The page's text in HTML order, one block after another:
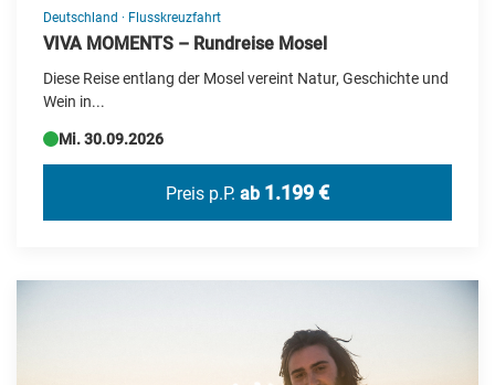
Ägypten
Österreich
Deutschland · Flusskreuzfahrt
VIVA MOMENTS – Rundreise Mosel
Diese Reise entlang der Mosel vereint Natur, Geschichte und
Wein in...
Mi. 30.09.2026
Preis p.P. ab 1.199 €